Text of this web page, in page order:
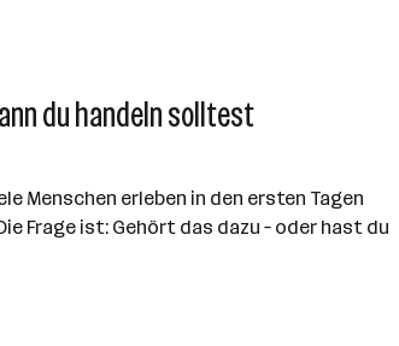
du handeln solltest
Menschen erleben in den ersten Tagen
Frage ist: Gehört das dazu – oder hast du